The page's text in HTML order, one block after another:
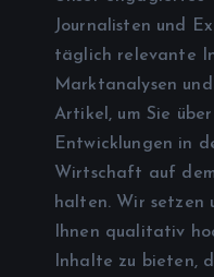
Journalisten und
täglich relevante
Marktanalysen
Artikel, um Sie
Entwicklungen in
Wirtschaft auf
halten. Wir setzen
Ihnen qualitativ
Inhalte zu bieten,